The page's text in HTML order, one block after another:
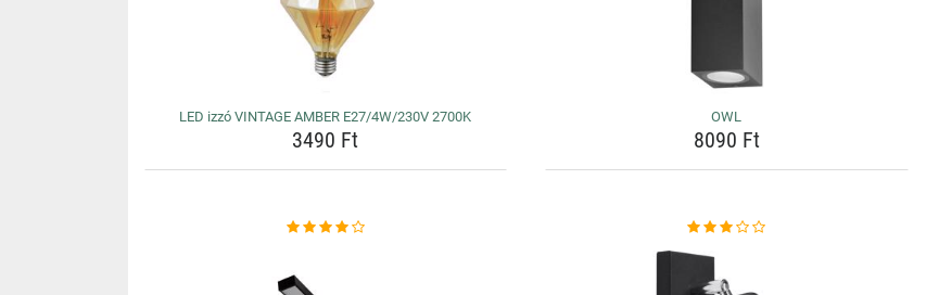
LED izzó VINTAGE AMBER E27/4W/230V 2700K
3490 Ft
OWL
8090 Ft